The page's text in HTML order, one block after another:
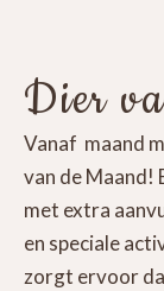
Dier
Vanaf maand
van de Maand!
met extra
en speciale
zorgt ervoor